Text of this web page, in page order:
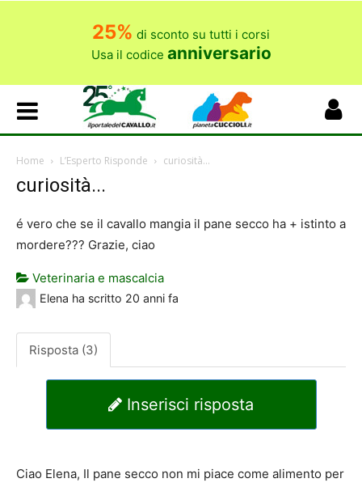
25% di sconto su tutti i corsi
Usa il codice anniversario
Home L’Esperto Risponde curiosità...
curiosità...
é vero che se il cavallo mangia il pane secco ha + istinto a
mordere??? Grazie, ciao
Veterinaria e mascalcia
Elena ha scritto 20 anni fa
Risposta (3)
Inserisci risposta
Ciao Elena, Il pane secco non mi piace come alimento per